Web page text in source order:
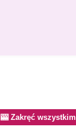
🎰 Zakręć wszystkim